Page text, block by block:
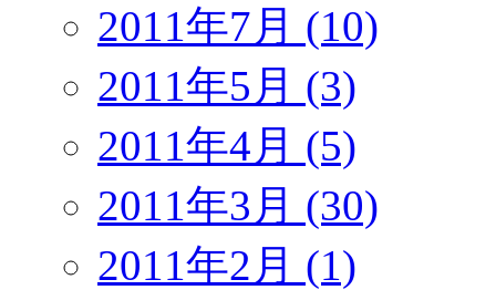
2011年7月 (10)
2011年5月 (3)
2011年4月 (5)
2011年3月 (30)
2011年2月 (1)